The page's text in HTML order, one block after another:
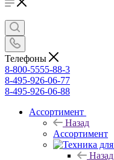
Телефоны
8-800-5555-88-3
8-495-926-06-77
8-495-926-06-88
Ассортимент
Назад
Ассортимент
Назад